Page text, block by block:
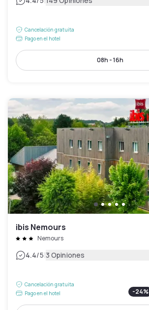
Cancelación gratuita
Pago en el hotel
08h - 16h
ibis Nemours
Nemours
4.4/5|3 Opiniones
Cancelación gratuita
Pago en el hotel
-24%